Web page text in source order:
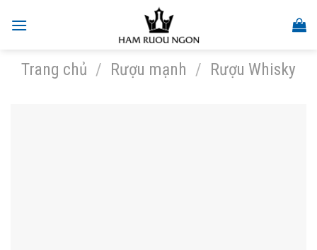
Trang chủ / Rượu mạnh / Rượu Whisky